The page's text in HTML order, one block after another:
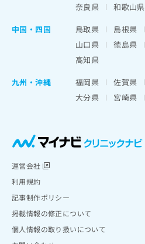
奈良県
和歌山県
中国・四国
鳥取県 島根県
山口県
徳島県
高知県
九州・沖縄
福岡県 佐賀県
大分県
宮崎県
運営会社
利用規約
記事制作ポリシー
掲載情報の修正について
個人情報の取り扱いについて